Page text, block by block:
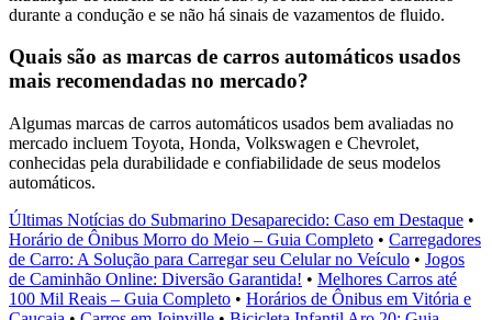
durante a condução e se não há sinais de vazamentos de fluido.
Quais são as marcas de carros automáticos usados
mais recomendadas no mercado?
Algumas marcas de carros automáticos usados bem avaliadas no
mercado incluem Toyota, Honda, Volkswagen e Chevrolet,
conhecidas pela durabilidade e confiabilidade de seus modelos
automáticos.
Últimas Notícias do Submarino Desaparecido: Caso em Destaque •
Horário de Ônibus Morro do Meio – Guia Completo • Carregadores
de Carro: A Solução para Carregar seu Celular no Veículo • Jogos
de Caminhão Online: Diversão Garantida! • Melhores Carros até
100 Mil Reais – Guia Completo • Horários de Ônibus em Vitória e